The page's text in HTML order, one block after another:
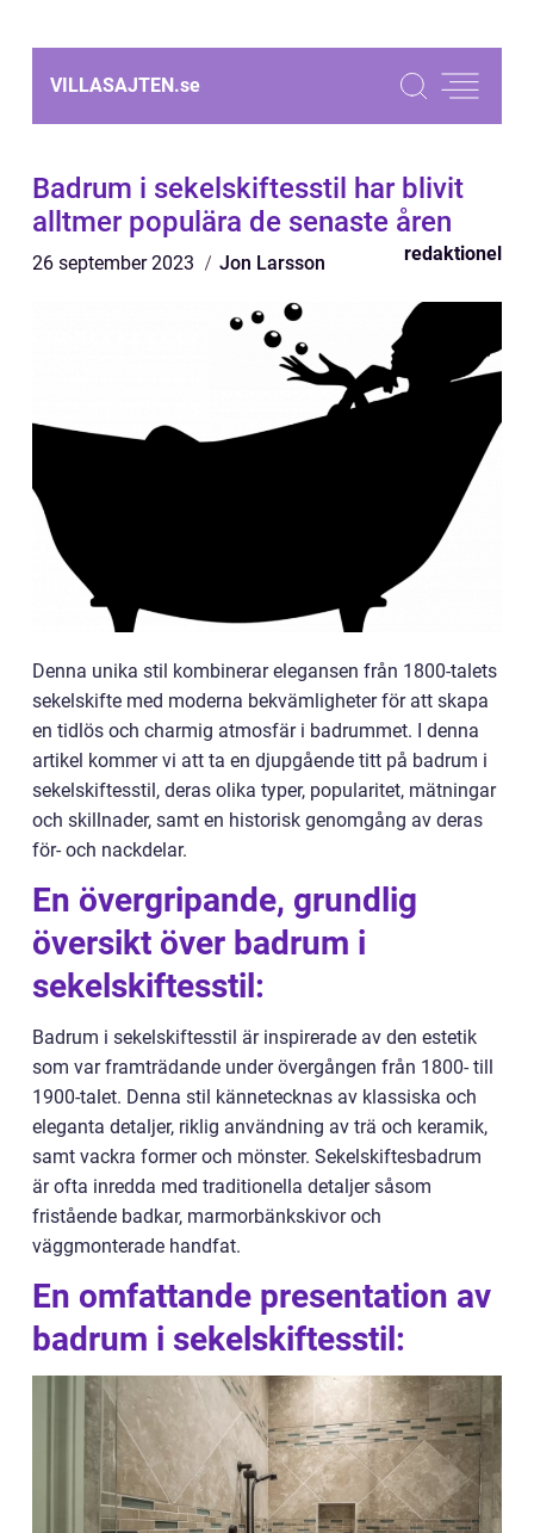
VILLASAJTEN.se
Badrum i sekelskiftesstil har blivit
alltmer populära de senaste åren
26 september 2023 Jon Larsson redaktionel
Denna unika stil kombinerar elegansen från 1800-talets
sekelskifte med moderna bekvämligheter för att skapa
en tidlös och charmig atmosfär i badrummet. I denna
artikel kommer vi att ta en djupgående titt på badrum i
sekelskiftesstil, deras olika typer, popularitet, mätningar
och skillnader, samt en historisk genomgång av deras
för- och nackdelar.
En övergripande, grundlig
översikt över badrum i
sekelskiftesstil:
Badrum i sekelskiftesstil är inspirerade av den estetik
som var framträdande under övergången från 1800- till
1900-talet. Denna stil kännetecknas av klassiska och
eleganta detaljer, riklig användning av trä och keramik,
samt vackra former och mönster. Sekelskiftesbadrum
är ofta inredda med traditionella detaljer såsom
fristående badkar, marmorbänkskivor och
väggmonterade handfat.
En omfattande presentation av
badrum i sekelskiftesstil: